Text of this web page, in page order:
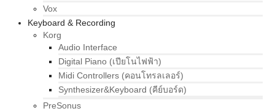
Vox
Keyboard & Recording
Korg
Audio Interface
Digital Piano (เปียโนไฟฟ้า)
Midi Controllers (คอนโทรลเลอร์)
Synthesizer&Keyboard (คีย์บอร์ด)
PreSonus